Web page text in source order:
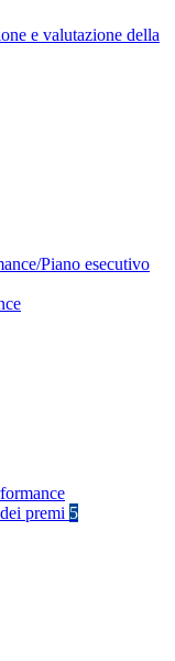
e valutazione della
Piano esecutivo
premi 5